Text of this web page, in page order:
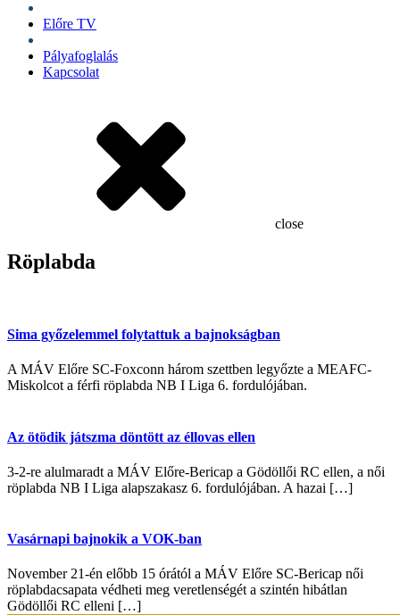
Előre TV
Pályafoglalás
Kapcsolat
close
Röplabda
Sima győzelemmel folytattuk a bajnokságban
A MÁV Előre SC-Foxconn három szettben legyőzte a MEAFC-
Miskolcot a férfi röplabda NB I Liga 6. fordulójában.
Az ötödik játszma döntött az éllovas ellen
3-2-re alulmaradt a MÁV Előre-Bericap a Gödöllői RC ellen, a női
röplabda NB I Liga alapszakasz 6. fordulójában. A hazai […]
Vasárnapi bajnokik a VOK-ban
November 21-én előbb 15 órától a MÁV Előre SC-Bericap női
röplabdacsapata védheti meg veretlenségét a szintén hibátlan
Gödöllői RC elleni […]